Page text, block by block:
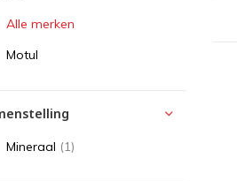
Alle merken
Motul
Mineraal (1)